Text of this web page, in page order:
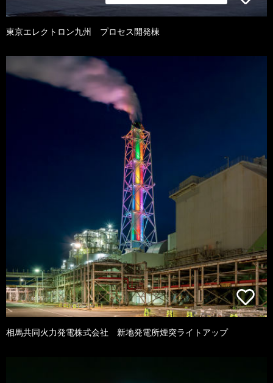
東京エレクトロン九州 プロセス開発棟
相馬共同火力発電株式会社 新地発電所煙突ライトアップ